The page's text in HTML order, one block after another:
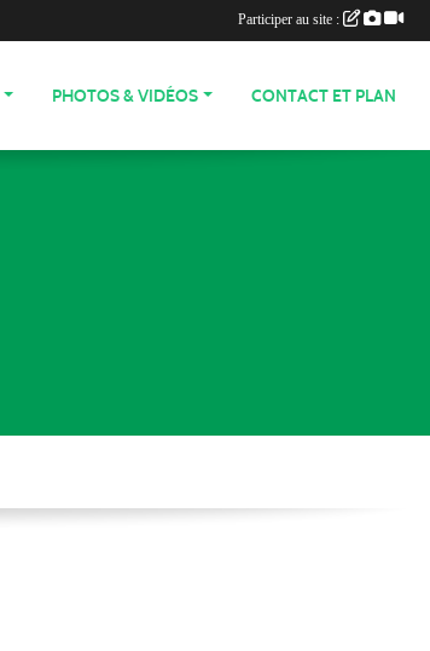
PHOTOS & VIDÉOS CONTACT ET PLAN
Participer au site :